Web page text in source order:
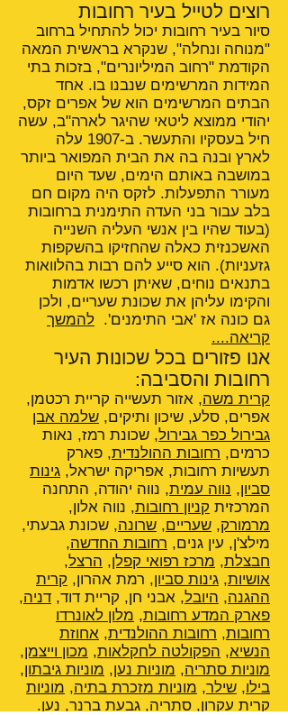
רוצים לטייל בעיר רחובות
סיור בעיר רחובות יכול להתחיל ברחוב
"מנוחה ונחלה", שנקרא בראשית המאה
הקודמת "רחוב המיליונרים", בזכות בתי
המידות המרשימים שנבנו בו. אחד
הבתים המרשימים הוא של אפרים זקס,
יהודי ממוצא ליטאי שהיגר לארה"ב, עשה
חיל בעסקיו והתעשר. ב-1907 עלה
לארץ ובנה בה את הבית המפואר ביותר
במושבה באותם הימים, שעד היום
מעורר התפעלות. לזקס היה מקום חם
בלב עבור בני העדה התימנית ברחובות
(בעוד שהיו בין אנשי העליה השנייה
האשכנזית כאלה שהחזיקו בהשקפות
גזעניות). הוא סייע להם רבות בהלוואות
בתנאים נוחים, שאיתן רכשו אדמות
והקימו עליהן את שכונת שעריים, ולכן
גם כונה אז 'אבי התימנים'. להמשך
קריאה....
אנו פזורים בכל שכונות העיר
רחובות והסביבה:
קרית משה, אזור תעשייה קריית רכטמן,
אפרים, סלע, שיכון ותיקים, שלמה אבן
גבירול כפר גבירול, שכונת רמז, נאות
כרמים, רחובות ההולנדית, פארק
תעשיות רחובות, אפריקה ישראל, גינות
סביון, נווה עמית, נווה יהודה, התחנה
המרכזית קניון רחובות, נווה אלון,
מרמורק, שעריים, שרונה, שכונת גבעתי,
מילצ'ן, עין גנים, רחובות החדשה,
חבצלת, מרכז רפואי קפלן, הרצל,
אושיות, גינות סביון, רמת אהרון, קרית
ההגנה, היובל, אבני חן, קריית דוד, דניה,
פארק המדע רחובות, מלון לאונרדו
רחובות, רחובות ההולנדית, אחוזת
הנשיא, הפקולטה לחקלאות, מכון וייצמן,
מוניות סתריה, מוניות נען, מוניות גיבתון,
בילו, שילר, מוניות מזכרת בתיה, מוניות
קרית עקרון, סתריה, גבעת ברנר, נען.